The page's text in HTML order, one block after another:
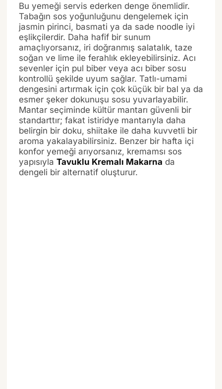
Bu yemeği servis ederken denge önemlidir.
Tabağın sos yoğunluğunu dengelemek için
jasmin pirinci, basmati ya da sade noodle iyi
eşlikçilerdir. Daha hafif bir sunum
amaçlıyorsanız, iri doğranmış salatalık, taze
soğan ve lime ile ferahlık ekleyebilirsiniz. Acı
sevenler için pul biber veya acı biber sosu
kontrollü şekilde uyum sağlar. Tatlı-umami
dengesini artırmak için çok küçük bir bal ya da
esmer şeker dokunuşu sosu yuvarlayabilir.
Mantar seçiminde kültür mantarı güvenli bir
standarttır; fakat istiridye mantarıyla daha
belirgin bir doku, shiitake ile daha kuvvetli bir
aroma yakalayabilirsiniz. Benzer bir hafta içi
konfor yemeği arıyorsanız, kremamsı sos
yapısıyla Tavuklu Kremalı Makarna da
dengeli bir alternatif oluşturur.